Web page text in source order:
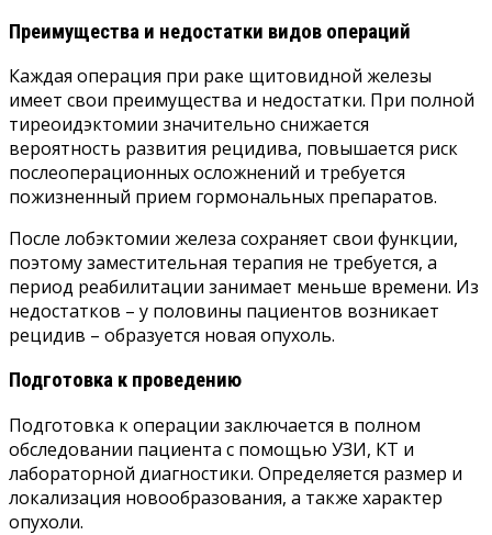
Преимущества и недостатки видов операций
Каждая операция при раке щитовидной железы
имеет свои преимущества и недостатки. При полной
тиреоидэктомии значительно снижается
вероятность развития рецидива, повышается риск
послеоперационных осложнений и требуется
пожизненный прием гормональных препаратов.
После лобэктомии железа сохраняет свои функции,
поэтому заместительная терапия не требуется, а
период реабилитации занимает меньше времени. Из
недостатков – у половины пациентов возникает
рецидив – образуется новая опухоль.
Подготовка к проведению
Подготовка к операции заключается в полном
обследовании пациента с помощью УЗИ, КТ и
лабораторной диагностики. Определяется размер и
локализация новообразования, а также характер
опухоли.